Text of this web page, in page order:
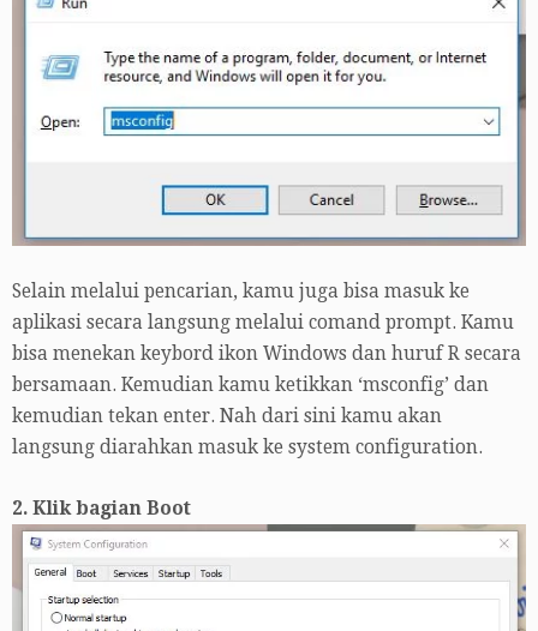
Selain melalui pencarian, kamu juga bisa masuk ke
aplikasi secara langsung melalui comand prompt. Kamu
bisa menekan keybord ikon Windows dan huruf R secara
bersamaan. Kemudian kamu ketikkan ‘msconfig’ dan
kemudian tekan enter. Nah dari sini kamu akan
langsung diarahkan masuk ke system configuration.
2. Klik bagian Boot